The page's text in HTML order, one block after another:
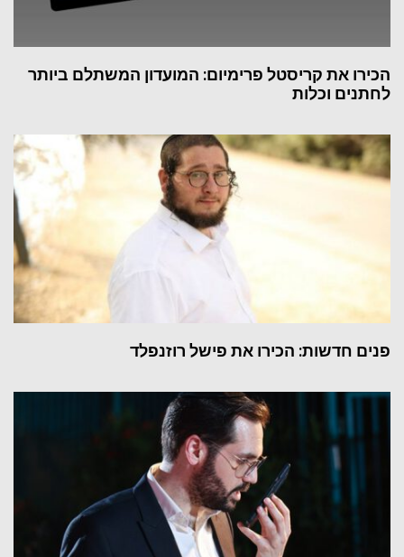
הכירו את קריסטל פרימיום: המועדון המשתלם ביותר
לחתנים וכלות
פנים חדשות: הכירו את פישל רוזנפלד